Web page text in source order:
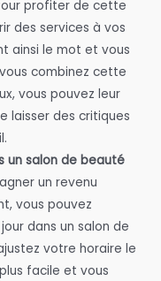
profiter de cette
des services à vos
ainsi le mot et vous
combinez cette
vous pouvez leur
laisser des critiques
un salon de beauté
un revenu
vous pouvez
dans un salon de
votre horaire le
facile et vous